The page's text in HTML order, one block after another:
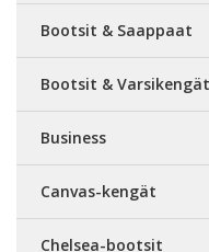
Bootsit & Saappaat
Bootsit & Varsikengät
Business
Canvas-kengät
Chelsea-bootsit